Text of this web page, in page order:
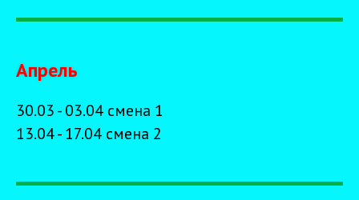
Апрель
30.03 - 03.04 смена 1
13.04 - 17.04 смена 2